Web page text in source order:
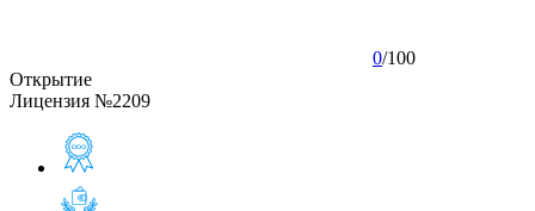
0/100
Открытие
Лицензия №2209